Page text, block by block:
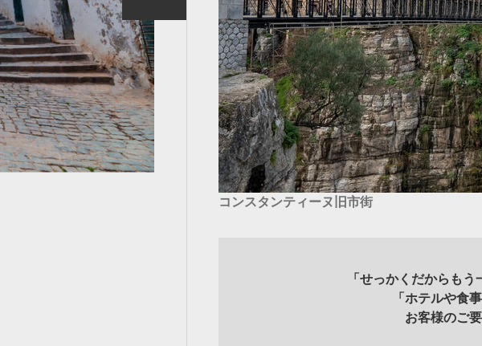
コンスタンティーヌ旧市街
「せっかくだからも
「ホテルや食
お客様のご